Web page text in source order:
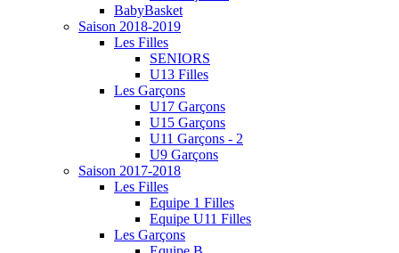
BabyBasket
Saison 2018-2019
Les Filles
SENIORS
U13 Filles
Les Garçons
U17 Garçons
U15 Garçons
U11 Garçons - 2
U9 Garçons
Saison 2017-2018
Les Filles
Equipe 1 Filles
Equipe U11 Filles
Les Garçons